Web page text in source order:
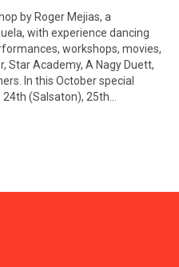
by Roger Mejias, a
with experience dancing
workshops, movies,
Star Academy, A Nagy Duett,
In this October special
(Salsaton), 25th…